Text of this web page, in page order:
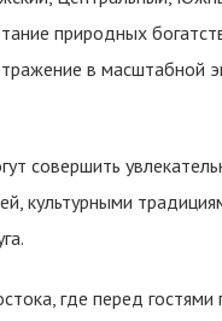
природных
в масштабной
совершить
культурными
где перед